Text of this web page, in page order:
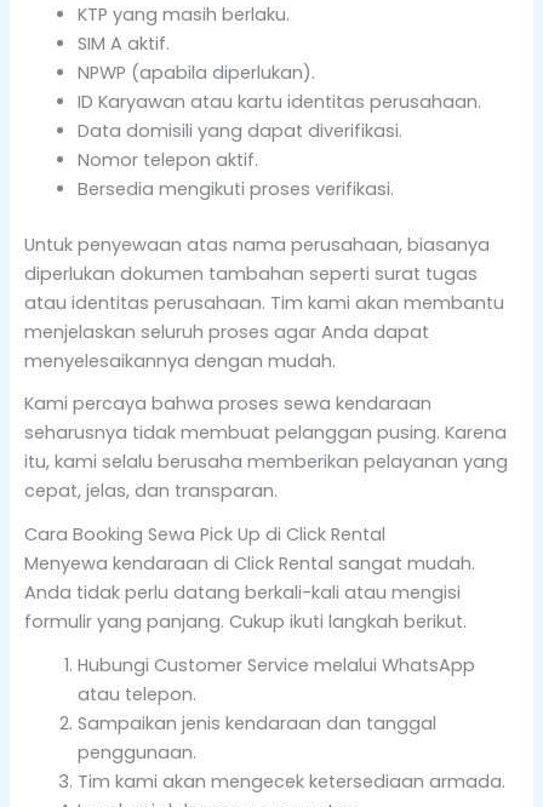
KTP yang masih berlaku.
SIM A aktif.
NPWP (apabila diperlukan).
ID Karyawan atau kartu identitas perusahaan.
Data domisili yang dapat diverifikasi.
Nomor telepon aktif.
Bersedia mengikuti proses verifikasi.
Untuk penyewaan atas nama perusahaan, biasanya
diperlukan dokumen tambahan seperti surat tugas
atau identitas perusahaan. Tim kami akan membantu
menjelaskan seluruh proses agar Anda dapat
menyelesaikannya dengan mudah.
Kami percaya bahwa proses sewa kendaraan
seharusnya tidak membuat pelanggan pusing. Karena
itu, kami selalu berusaha memberikan pelayanan yang
cepat, jelas, dan transparan.
Cara Booking Sewa Pick Up di Click Rental
Menyewa kendaraan di Click Rental sangat mudah.
Anda tidak perlu datang berkali-kali atau mengisi
formulir yang panjang. Cukup ikuti langkah berikut.
Hubungi Customer Service melalui WhatsApp
atau telepon.
Sampaikan jenis kendaraan dan tanggal
penggunaan.
Tim kami akan mengecek ketersediaan armada.